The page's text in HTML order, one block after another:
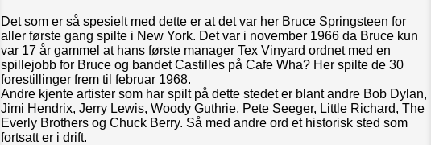
Det som er så spesielt med dette er at det var her Bruce Springsteen for
aller første gang spilte i New York. Det var i november 1966 da Bruce kun
var 17 år gammel at hans første manager Tex Vinyard ordnet med en
spillejobb for Bruce og bandet Castilles på Cafe Wha? Her spilte de 30
forestillinger frem til februar 1968.
Andre kjente artister som har spilt på dette stedet er blant andre Bob Dylan,
Jimi Hendrix, Jerry Lewis, Woody Guthrie, Pete Seeger, Little Richard, The
Everly Brothers og Chuck Berry. Så med andre ord et historisk sted som
fortsatt er i drift.